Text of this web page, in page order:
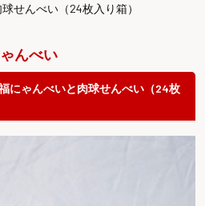
せんべい（24枚入り箱）
んべい
にゃんべいと肉球せんべい（24枚